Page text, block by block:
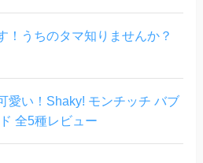
！うちのタマ知りませんか？
愛い！Shaky! モンチッチ バブ
全5種レビュー